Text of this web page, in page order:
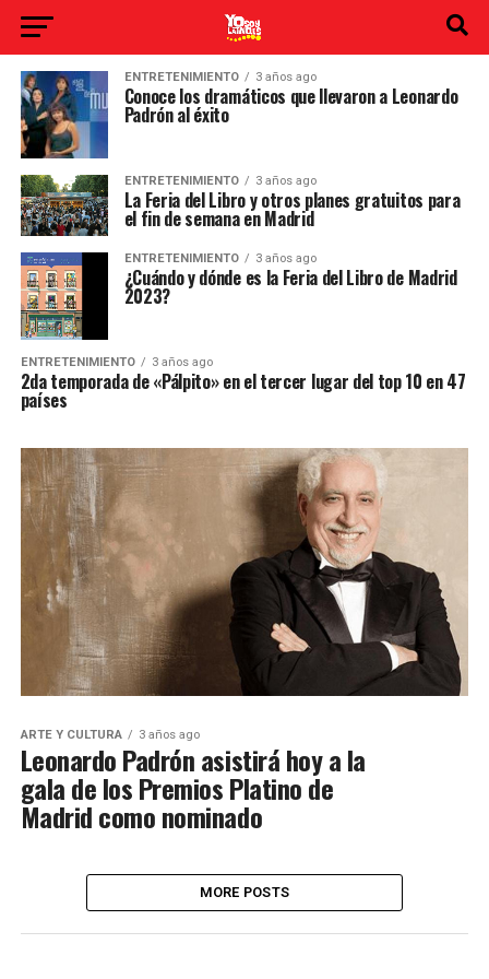
ENTRETENIMIENTO 3 años ago
Conoce los dramáticos que llevaron a Leonardo
Padrón al éxito
ENTRETENIMIENTO 3 años ago
La Feria del Libro y otros planes gratuitos para
el fin de semana en Madrid
ENTRETENIMIENTO 3 años ago
¿Cuándo y dónde es la Feria del Libro de Madrid
2023?
ENTRETENIMIENTO 3 años ago
2da temporada de «Pálpito» en el tercer lugar del top 10 en 47
países
ARTE Y CULTURA 3 años ago
Leonardo Padrón asistirá hoy a la
gala de los Premios Platino de
Madrid como nominado
MORE POSTS